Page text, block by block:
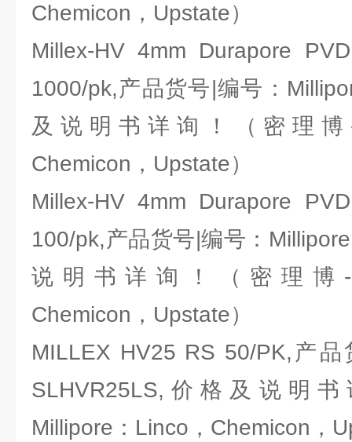
Chemicon，Upstate）
Millex-HV 4mm Durapore
1000/pk,产品货号|编号：
及说明书详询！（密理博-
Chemicon，Upstate）
Millex-HV 4mm Durapore
100/pk,产品货号|编号：
说明书详询！（密理博-
Chemicon，Upstate）
MILLEX HV25 RS 50/PK,产
SLHVR25LS,价格及说明
Millipore：Linco，Chemicon，